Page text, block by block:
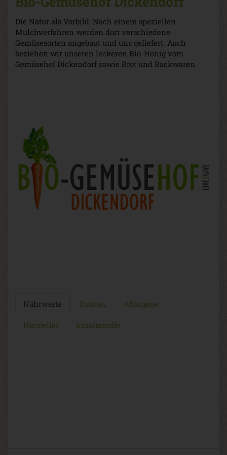
Die Natur als Vorbild: Nach einem speziellen
Mulchverfahren werden dort verschiedene
Gemüsesorten angebaut und uns geliefert. Auch
beziehen wir unseren leckeren Bio-Honig vom
Gemüsehof Dickendorf sowie Brot und Backwaren.
Nährwerte Zutaten Allergene
Hersteller Inhaltsstoffe